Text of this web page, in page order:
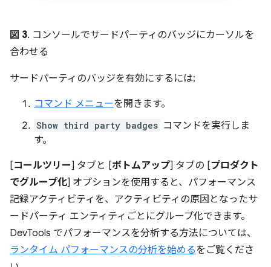
図 3. コンソールでサードパーティのバッジにカーソルを
合わせる
サードパーティのバッジを有効にするには:
コマンド メニューを開きます。
Show third party badges コマンドを実行しま
す。
[コールツリー] タブと [ボトムアップ] タブの [プロダクト
でグループ化] オプションを使用すると、パフォーマンス
記録アクティビティを、アクティビティの原因となったサ
ードパーティ エンティティごとにグループ化できます。
DevTools でパフォーマンスを分析する方法については、
ランタイム パフォーマンスの分析を始めるをご覧くださ